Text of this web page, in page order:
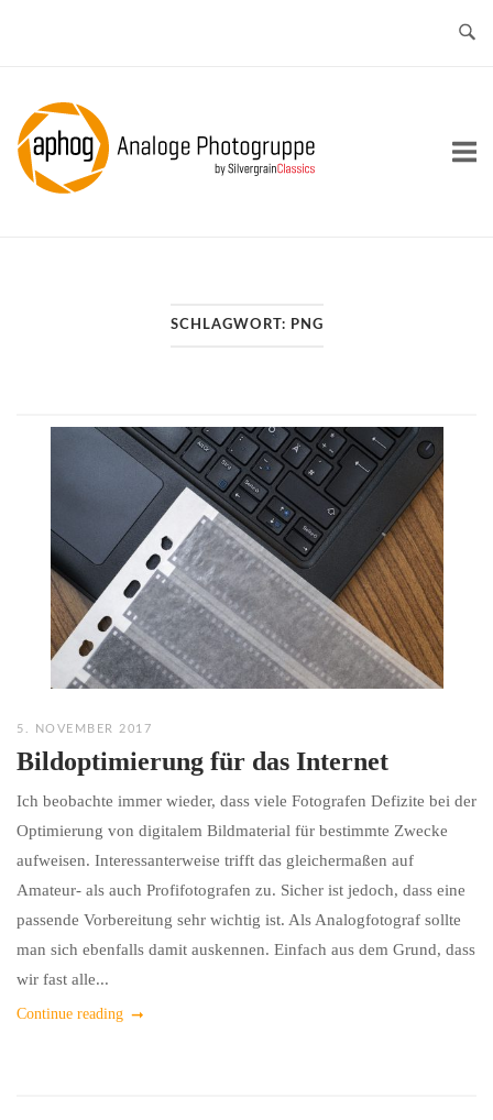
Home
SCHLAGWORT: PNG
5. NOVEMBER 2017
Bildoptimierung für das Internet
Ich beobachte immer wieder, dass viele Fotografen Defizite bei der
Optimierung von digitalem Bildmaterial für bestimmte Zwecke
aufweisen. Interessanterweise trifft das gleichermaßen auf
Amateur- als auch Profifotografen zu. Sicher ist jedoch, dass eine
passende Vorbereitung sehr wichtig ist. Als Analogfotograf sollte
man sich ebenfalls damit auskennen. Einfach aus dem Grund, dass
wir fast alle...
Continue reading